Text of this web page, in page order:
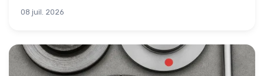
08 juil. 2026